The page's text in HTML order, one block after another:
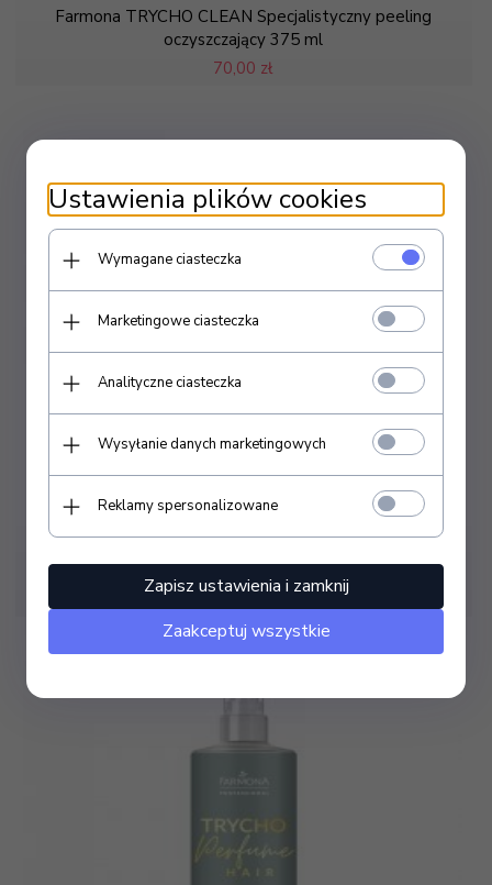
Farmona TRYCHO CLEAN Specjalistyczny peeling
oczyszczający 375 ml
70,00 zł
nawilżająca 375 ml
70, 00 zł
Ustawienia plików cookies
Wymagane ciasteczka
Marketingowe ciasteczka
Analityczne ciasteczka
Wysyłanie danych marketingowych
Reklamy spersonalizowane
Zapisz ustawienia i zamknij
Zaakceptuj wszystkie